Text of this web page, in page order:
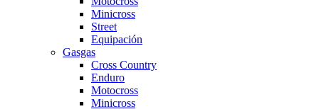
Minicross
Street
Equipación
Gasgas
Cross Country
Enduro
Motocross
Minicross